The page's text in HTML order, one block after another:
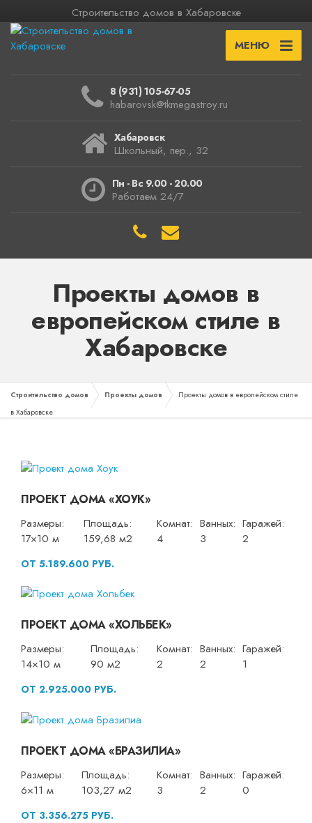
Строительство домов в Хабаровске
МЕНЮ
8 (931) 105-67-05
habarovsk@tkmegastroy.ru
Хабаровск
Школьный, пер., 32
Пн - Вс 9.00 - 20.00
Работаем 24/7
Проекты домов в
европейском стиле в
Хабаровске
Строительство домов Проекты домов
Проекты домов в европейском стиле
в Хабаровске
ПРОЕКТ ДОМА «ХОУК»
Размеры:
17×10 м
Площадь:
159,68 м2
Комнат:
4
Ванных:
3
Гаражей:
2
ОТ 5.189.600 РУБ.
ПРОЕКТ ДОМА «ХОЛЬБЕК»
Размеры:
14×10 м
Площадь:
90 м2
Комнат:
2
Ванных:
2
Гаражей:
1
ОТ 2.925.000 РУБ.
ПРОЕКТ ДОМА «БРАЗИЛИА»
Размеры:
6×11 м
Площадь:
103,27 м2
Комнат:
3
Ванных:
2
Гаражей:
0
ОТ 3.356.275 РУБ.